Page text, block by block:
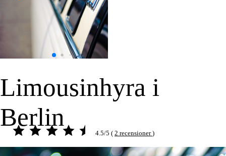
Limousinhyra i
Berlin
4.5/5 ( 2 recensioner)